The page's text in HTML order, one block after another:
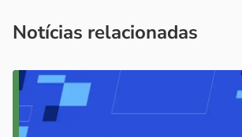
Notícias relacionadas